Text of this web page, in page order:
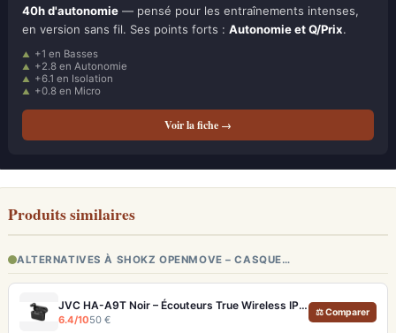
40h d'autonomie — pensé pour les entraînements intenses,
en version sans fil. Ses points forts : Autonomie et Q/Prix.
+1 en Basses
+2.8 en Autonomie
+6.1 en Isolation
+0.8 en Micro
Voir la fiche →
Produits similaires
ALTERNATIVES À SHOKZ OPENMOVE – CASQUE…
JVC HA-A9T Noir – Écouteurs True Wireless IPX5 et 30h d'autonomie
6.4/1050 €
⚖ Comparer